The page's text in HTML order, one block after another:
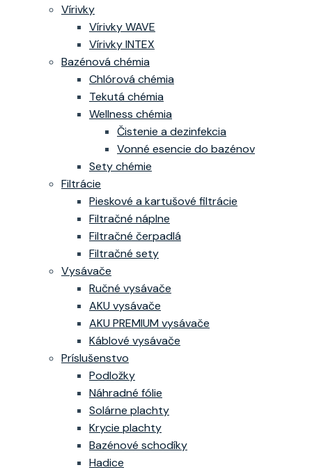
Vírivky
Vírivky WAVE
Vírivky INTEX
Bazénová chémia
Chlórová chémia
Tekutá chémia
Wellness chémia
Čistenie a dezinfekcia
Vonné esencie do bazénov
Sety chémie
Filtrácie
Pieskové a kartušové filtrácie
Filtračné náplne
Filtračné čerpadlá
Filtračné sety
Vysávače
Ručné vysávače
AKU vysávače
AKU PREMIUM vysávače
Káblové vysávače
Príslušenstvo
Podložky
Náhradné fólie
Solárne plachty
Krycie plachty
Bazénové schodíky
Hadice